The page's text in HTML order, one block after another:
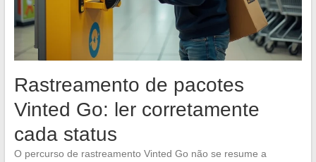
Rastreamento de pacotes
Vinted Go: ler corretamente
cada status
O percurso de rastreamento Vinted Go não se resume a